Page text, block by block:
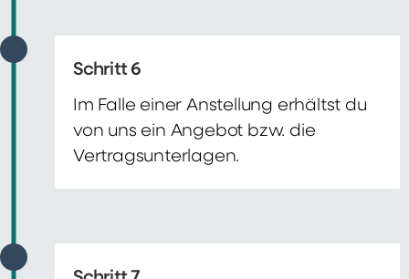
Schritt 6
Im Falle einer Anstellung erhältst du
von uns ein Angebot bzw. die
Vertragsunterlagen.